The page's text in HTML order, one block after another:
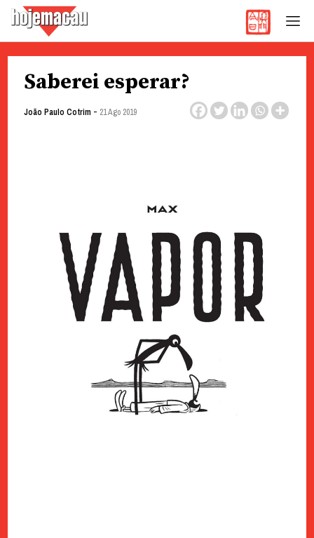
Saberei esperar?
João Paulo Cotrim - 21 Ago 2019